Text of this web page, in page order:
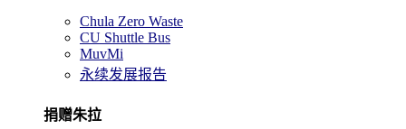
Chula Zero Waste
CU Shuttle Bus
MuvMi
永续发展报告
捐赠朱拉